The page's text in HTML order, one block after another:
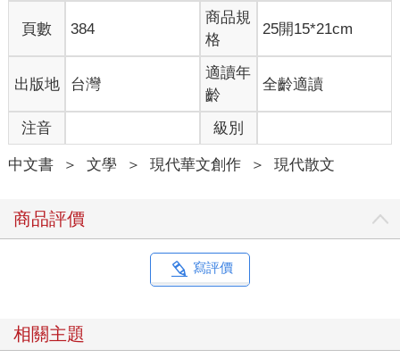
頁數 384
商品規
格
25開15*21cm
出版地 台灣
適讀年
齡
全齡適讀
注音 級別
中文書 ＞ 文學 ＞ 現代華文創作 ＞ 現代散文
商品評價
寫評價
相關主題